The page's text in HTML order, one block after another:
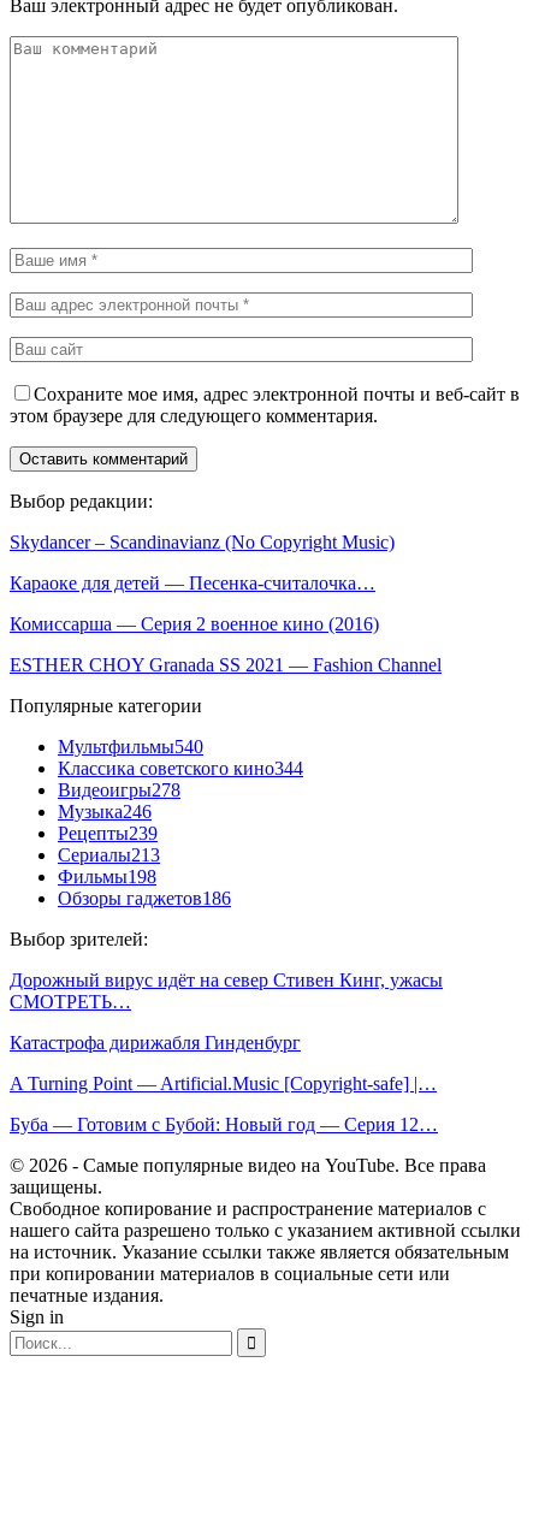
Ваш электронный адрес не будет опубликован.
Сохраните мое имя, адрес электронной почты и веб-сайт в
этом браузере для следующего комментария.
Выбор редакции:
Skydancer – Scandinavianz (No Copyright Music)
Караоке для детей — Песенка-считалочка…
Комиссарша — Серия 2 военное кино (2016)
ESTHER CHOY Granada SS 2021 — Fashion Channel
Популярные категории
Мультфильмы540
Классика советского кино344
Видеоигры278
Музыка246
Рецепты239
Сериалы213
Фильмы198
Обзоры гаджетов186
Выбор зрителей:
Дорожный вирус идёт на север Стивен Кинг, ужасы
СМОТРЕТЬ…
Катастрофа дирижабля Гинденбург
A Turning Point — Artificial.Music [Copyright-safe] |…
Буба — Готовим с Бубой: Новый год — Серия 12…
© 2026 - Самые популярные видео на YouTube. Все права
защищены.
Свободное копирование и распространение материалов с
нашего сайта разрешено только с указанием активной ссылки
на источник. Указание ссылки также является обязательным
при копировании материалов в социальные сети или
печатные издания.
Sign in